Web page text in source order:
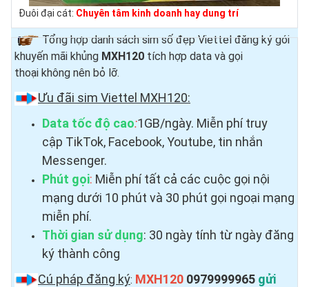
Đuôi đại cát: Chuyên tâm kinh doanh hay dung trí
Tổng hợp danh sách sim số đẹp Viettel đăng ký gói
khuyến mãi khủng MXH120 tích hợp data và gọi
thoại không nên bỏ lỡ.
Ưu đãi sim Viettel MXH120:
Data tốc độ cao:1GB/ngày. Miễn phí truy
cập TikTok, Facebook, Youtube, tin nhắn
Messenger.
Phút gọi: Miễn phí tất cả các cuộc gọi nội
mạng dưới 10 phút và 30 phút gọi ngoại mạng
miễn phí.
Thời gian sử dụng: 30 ngày tính từ ngày đăng
ký thành công
Cú pháp đăng ký: MXH120 0979999965 gửi